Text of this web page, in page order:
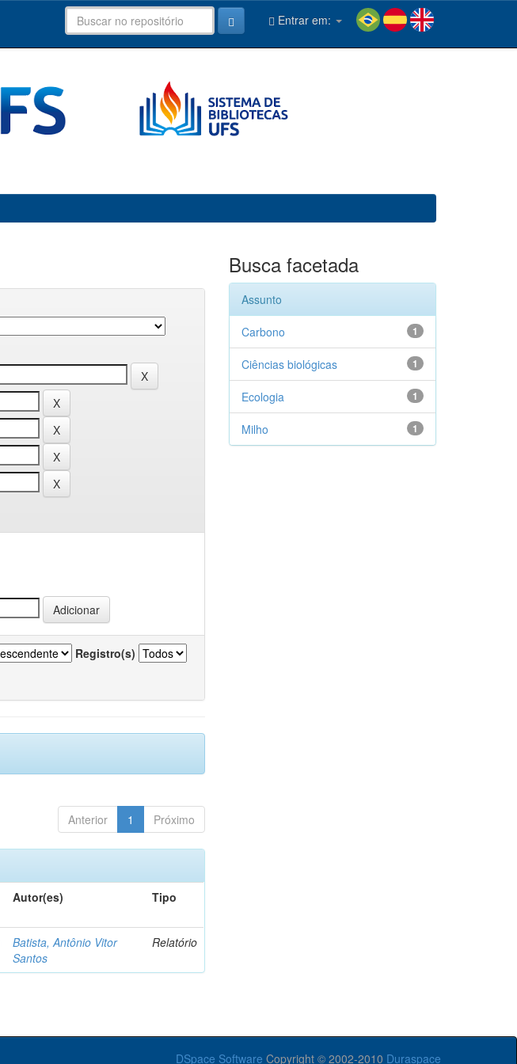
Entrar em:
Registro(s)
Anterior 1 Próximo
Autor(es) Tipo
Batista, Antônio Vitor
Santos
Relatório
Busca facetada
Assunto
1
Carbono
1
Ciências biológicas
1
Ecologia
1
Milho
DSpace Software Copyright © 2002-2010 Duraspace